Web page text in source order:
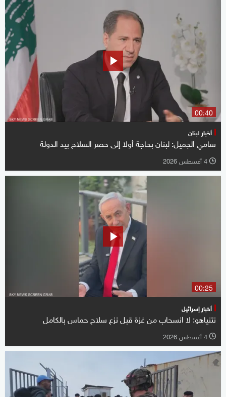
00:40
أخبار لبنان
سامي الجميل: لبنان بحاجة أولا إلى حصر السلاح بيد الدولة
l 4 أغسطس 2026
00:25
أخبار إسرائيل
نتنياهو: لا انسحاب من غزة قبل نزع سلاح حماس بالكامل
l 4 أغسطس 2026